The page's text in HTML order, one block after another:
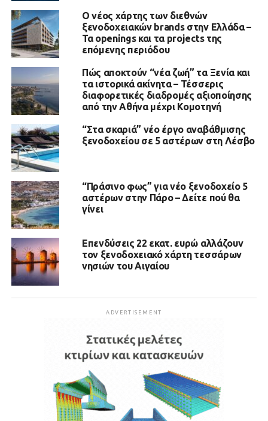
Ο νέος χάρτης των διεθνών
ξενοδοχειακών brands στην Ελλάδα –
Τα openings και τα projects της
επόμενης περιόδου
Πώς αποκτούν “νέα ζωή” τα Ξενία και
τα ιστορικά ακίνητα – Τέσσερις
διαφορετικές διαδρομές αξιοποίησης
από την Αθήνα μέχρι Κομοτηνή
“Στα σκαριά” νέο έργο αναβάθμισης
ξενοδοχείου σε 5 αστέρων στη Λέσβο
“Πράσινο φως” για νέο ξενοδοχείο 5
αστέρων στην Πάρο – Δείτε πού θα
γίνει
Επενδύσεις 22 εκατ. ευρώ αλλάζουν
τον ξενοδοχειακό χάρτη τεσσάρων
νησιών του Αιγαίου
ADVERTISEMENT